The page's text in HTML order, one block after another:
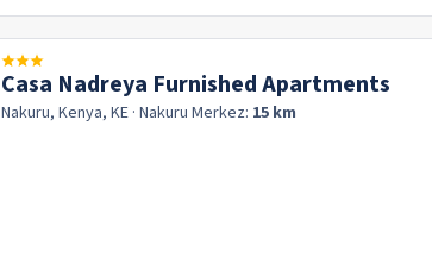
Casa Nadreya Furnished Apartments
Nakuru, Kenya, KE · Nakuru Merkez: 15 km